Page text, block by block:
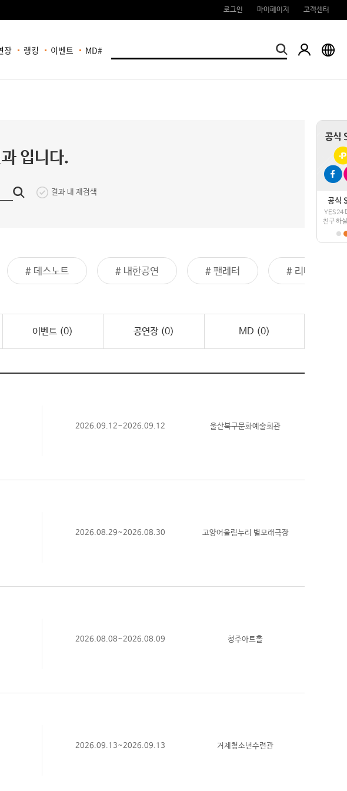
로그인 마이페이지 고객센터
장 랭킹 이벤트 MD#
개인
소중한
지키
입니다.
결과 내 재검색
# 내한공연 # 팬레터 # 리베란테 # 드래곤포니
이벤트 (0) 공연장 (0) MD (0)
2026.09.12~2026.09.12 울산북구문화예술회관
2026.08.29~2026.08.30 고양어울림누리 별모래극장
2026.08.08~2026.08.09 청주아트홀
2026.09.13~2026.09.13 거제청소년수련관